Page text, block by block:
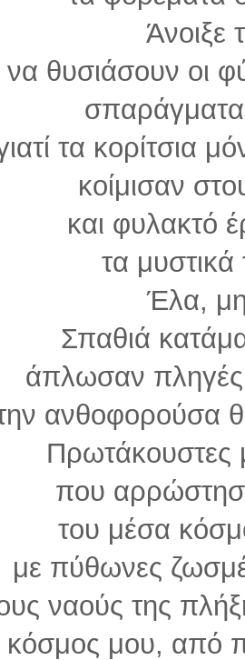
Άνοιξε
να θυσιάσουν οι
τα κορίτσια
κοίμισαν
και φυλακτό
τα μυστικά
Έλα,
Σπαθιά
άπλωσαν
ανθοφορούσα
Πρωτάκουστες
που
του μέσα
με πύθωνες
ναούς της
κόσμος μου, από